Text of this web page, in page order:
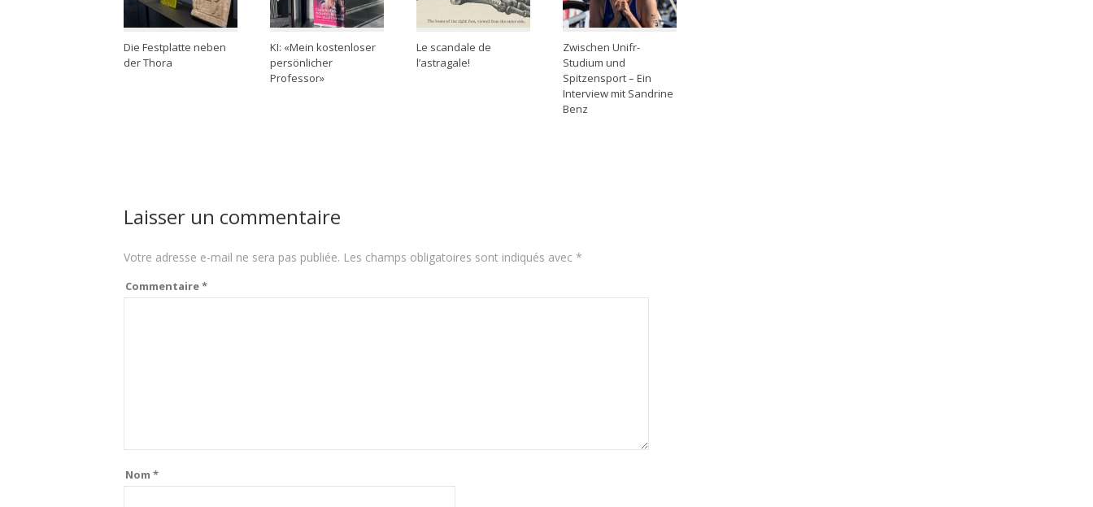
Die Festplatte neben
der Thora
KI: «Mein kostenloser
persönlicher
Professor»
Le scandale de
l’astragale!
Zwischen Unifr-
Studium und
Spitzensport – Ein
Interview mit Sandrine
Benz
Laisser un commentaire
Votre adresse e-mail ne sera pas publiée. Les champs obligatoires sont indiqués avec *
Commentaire*
Nom *